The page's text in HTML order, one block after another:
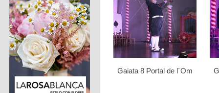
Gaiata 8 Portal de l´Om